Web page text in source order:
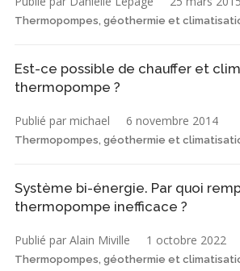
Thermopompes, géothermie et
Est-ce possible de chauffer et
thermopompe ?
Publié par michael 6 novembre 2014
Thermopompes, géothermie et
Système bi-énergie. Par quoi
thermopompe inefficace ?
Publié par Alain Miville 1 octobre 2022
Thermopompes, géothermie et